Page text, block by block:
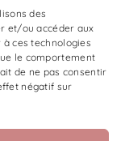
des
et/ou accéder aux
ces technologies
le comportement
de ne pas consentir
négatif sur
B